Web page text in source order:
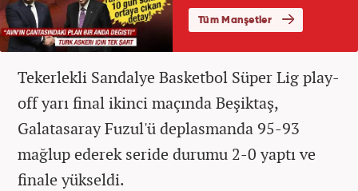
Tekerlekli Sandalye Basketbol Süper Lig play-
off yarı final ikinci maçında Beşiktaş,
Galatasaray Fuzul'ü deplasmanda 95-93
mağlup ederek seride durumu 2-0 yaptı ve
finale yükseldi.